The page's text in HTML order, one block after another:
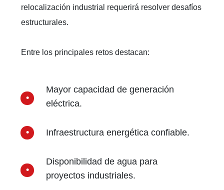
relocalización industrial requerirá resolver desafíos
estructurales.
Entre los principales retos destacan:
Mayor capacidad de generación
eléctrica.
Infraestructura energética confiable.
Disponibilidad de agua para
proyectos industriales.